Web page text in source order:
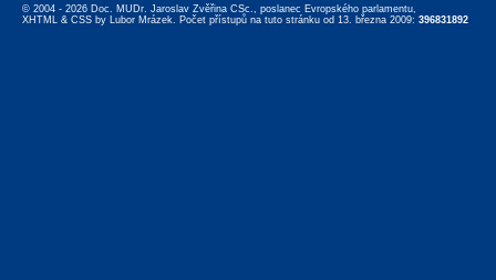
© 2004 - 2026 Doc. MUDr. Jaroslav Zvěřina CSc., poslanec Evropského parlamentu,
XHTML & CSS by Lubor Mrázek. Počet přístupů na tuto stránku od 13. března 2009: 396831892